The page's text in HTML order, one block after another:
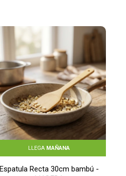
LLEGA MAÑANA
Espatula Recta 30cm bambú -